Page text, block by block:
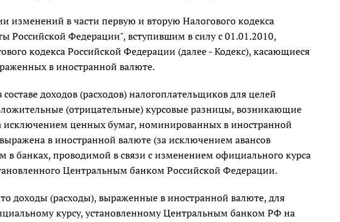
изменений в части первую и вторую Налогового кодекса
Российской Федерации", вступившим в силу с 01.01.2010,
кодекса Российской Федерации (далее - Кодекс), касающиеся
в иностранной валюте.
составе доходов (расходов) налогоплательщиков для целей
(отрицательные) курсовые разницы, возникающие
ценных бумаг, номинированных в иностранной
в иностранной валюте (за исключением авансов
банках, проводимой в связи с изменением официального курса
Центральным банком Российской Федерации.
доходы (расходы), выраженные в иностранной валюте, для
курсу, установленному Центральным банком РФ на